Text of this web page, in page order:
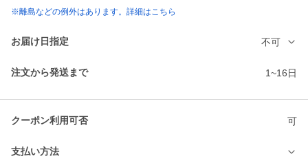
※離島などの例外はあります。詳細はこちら
お届け日指定 不可
注文から発送まで 1~16日
クーポン利用可否 可
支払い方法